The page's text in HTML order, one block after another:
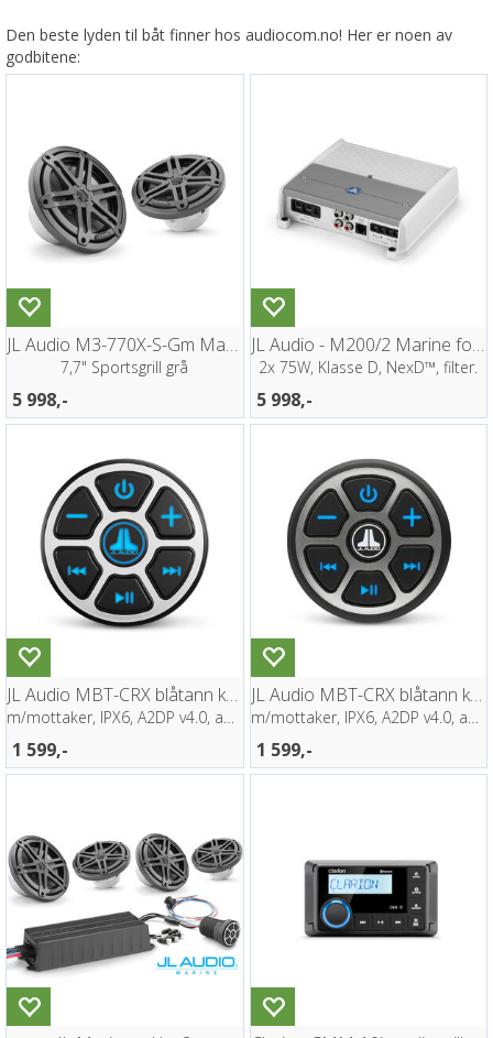
Den beste lyden til båt finner hos audiocom.no! Her er noen av
godbitene:
JL Audio M3-770X-S-Gm Marine høyttalere
7,7" Sportsgrill grå
5 998,-
JL Audio - M200/2 Marine forsterker 200W
2x 75W, Klasse D, NexD™, filter.
5 998,-
JL Audio MBT-CRX blåtann kontroller
1 599,-
JL Audio MBT-CRX blåtann kontroller
1 599,-